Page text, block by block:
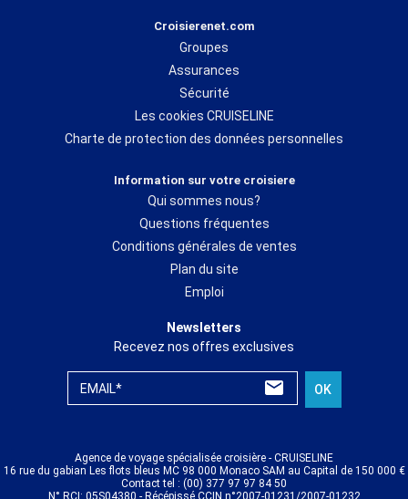
Croisierenet.com
Groupes
Assurances
Sécurité
Les cookies CRUISELINE
Charte de protection des données personnelles
Information sur votre croisiere
Qui sommes nous?
Questions fréquentes
Conditions générales de ventes
Plan du site
Emploi
Newsletters
Recevez nos offres exclusives
EMAIL* OK
Agence de voyage spécialisée croisière - CRUISELINE
16 rue du gabian Les flots bleus MC 98 000 Monaco SAM au Capital de 150 000 €
Contact tel : (00) 377 97 97 84 50
N° RCI: 05S04380 - Récépissé CCIN n°2007-01231/2007-01232